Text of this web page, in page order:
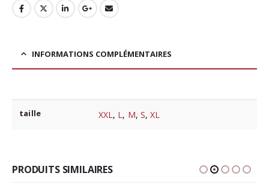
INFORMATIONS COMPLÉMENTAIRES
taille XXL , L , M, S,XL
PRODUITS SIMILAIRES